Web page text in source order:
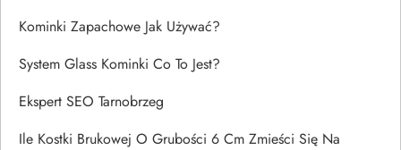
Kominki Zapachowe Jak Używać?
System Glass Kominki Co To Jest?
Ekspert SEO Tarnobrzeg
Ile Kostki Brukowej O Grubości 6 Cm Zmieści Się Na